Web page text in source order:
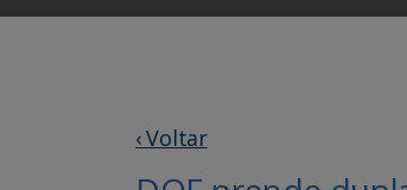
‹ Voltar